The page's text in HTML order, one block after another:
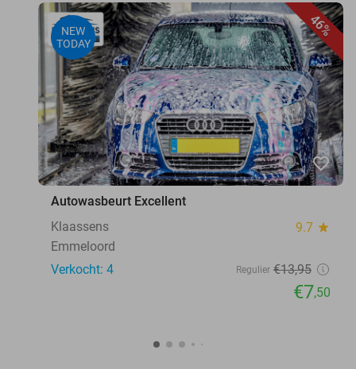
46%
NEW
TODAY
favorite_border
Autowasbeurt Excellent
Klaassens
9.7 star
Emmeloord
Verkocht: 4
Regulier €13,95
€7,50